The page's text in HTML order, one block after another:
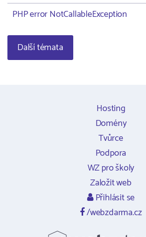
PHP error NotCallableException
Další témata
Hosting
Domény
Tvůrce
Podpora
WZ pro školy
Založit web
Přihlásit se
/webzdarma.cz